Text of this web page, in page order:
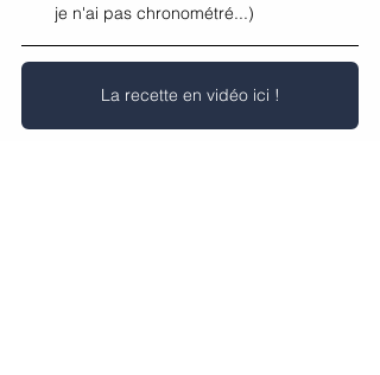
je n'ai pas chronométré...)
La recette en vidéo ici !